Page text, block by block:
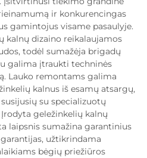
ir konkurencingas
gamintojus visame pasaulyje.
kalnų dizaino reikalaujamos
todėl sumažėja brigadų
galima įtraukti techninės
Lauko remontams galima
kalnus iš esamų atsargų,
su specializuotų
geležinkelių kalnų
laipsnis sumažina garantinius
užtikrindama
bėgių priežiūros